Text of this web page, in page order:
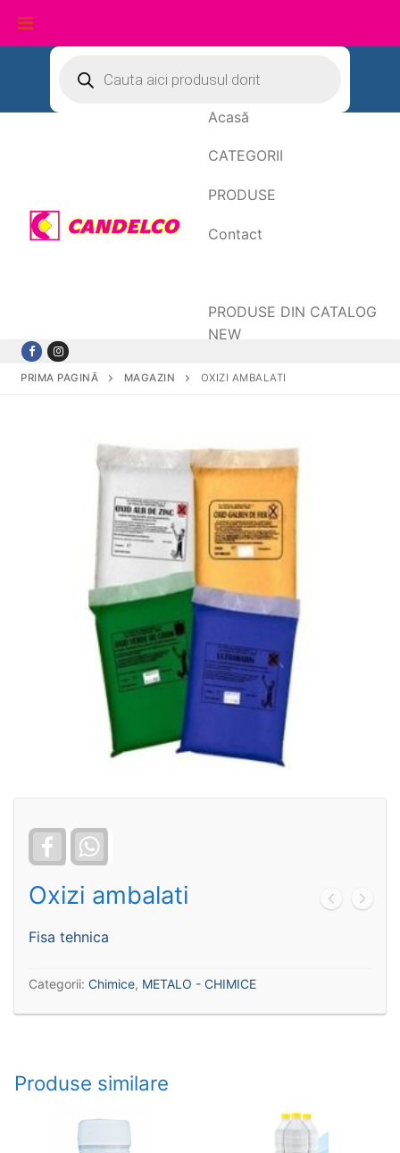
conținut
search
Acasă
CATEGORII
PRODUSE
Contact
PRODUSE DIN CATALOG
NEW
PRIMA PAGINĂ MAGAZIN OXIZI AMBALATI
Facebook
Oxizi ambalati
Fisa tehnica
Categorii: Chimice, METALO - CHIMICE
Produse similare